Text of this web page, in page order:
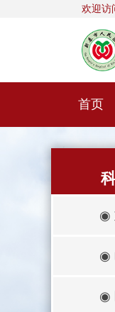
欢迎访
首页
◉
◉
◉